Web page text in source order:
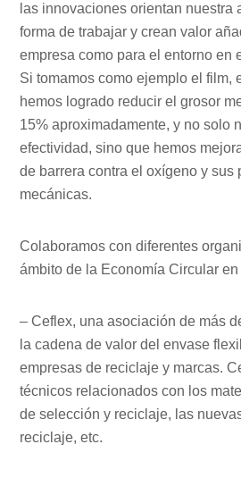
las innovaciones orientan nuestra
forma de trabajar y crean valor
empresa como para el entorno en
Si tomamos como ejemplo el film,
hemos logrado reducir el grosor
15% aproximadamente, y no solo
efectividad, sino que hemos
de barrera contra el oxígeno y sus
mecánicas.
Colaboramos con diferentes
ámbito de la Economía Circular en
– Ceflex, una asociación de más
la cadena de valor del envase
empresas de reciclaje y marcas.
técnicos relacionados con los
de selección y reciclaje, las
reciclaje, etc.